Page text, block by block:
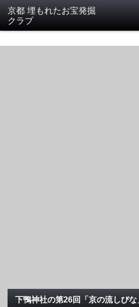
京都 埋もれたお宝発掘
クラブ
下鴨神社の第26回「京の流しび